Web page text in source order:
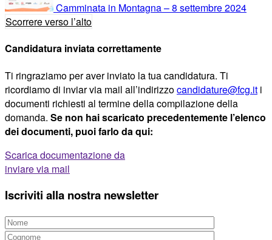
Camminata in Montagna – 8 settembre 2024
Scorrere verso l’alto
Candidatura inviata correttamente
Ti ringraziamo per aver inviato la tua candidatura. Ti
ricordiamo di inviar via mail all’indirizzocandidature@fcg.it i
documenti richiesti al termine della compilazione della
domanda. Se non hai scaricato precedentemente l’elenco
dei documenti, puoi farlo da qui:
Scarica documentazione da
inviare via mail
Iscriviti alla nostra newsletter